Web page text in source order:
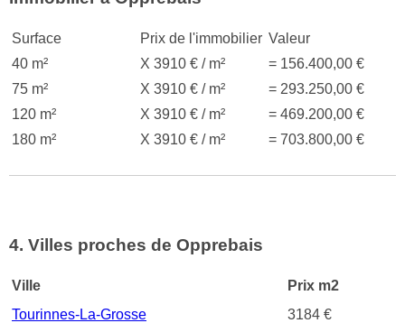
Surface Prix de l'immobilier Valeur
40 m²
X 3910 € / m²
= 156.400,00 €
75 m²
X 3910 € / m²
= 293.250,00 €
120 m²
X 3910 € / m²
= 469.200,00 €
180 m²
X 3910 € / m² = 703.800,00 €
4. Villes proches de Opprebais
Ville
Prix m2
Tourinnes-La-Grosse
3184 €